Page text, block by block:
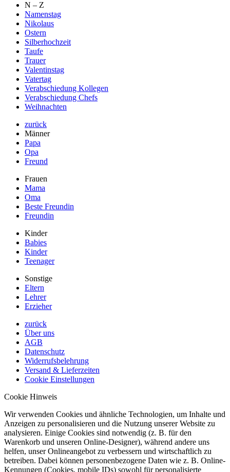
N – Z
Namenstag
Nikolaus
Ostern
Silberhochzeit
Taufe
Trauer
Valentinstag
Vatertag
Verabschiedung Kollegen
Verabschiedung Chefs
Weihnachten
zurück
Männer
Papa
Opa
Freund
Frauen
Mama
Oma
Beste Freundin
Freundin
Kinder
Babies
Kinder
Teenager
Sonstige
Eltern
Lehrer
Erzieher
zurück
Über uns
AGB
Datenschutz
Widerrufsbelehrung
Versand & Lieferzeiten
Cookie Einstellungen
Cookie Hinweis
Wir verwenden Cookies und ähnliche Technologien, um Inhalte und
Anzeigen zu personalisieren und die Nutzung unserer Website zu
analysieren. Einige Cookies sind notwendig (z. B. für den
Warenkorb und unseren Online-Designer), während andere uns
helfen, unser Onlineangebot zu verbessern und wirtschaftlich zu
betreiben. Dabei können personenbezogene Daten wie z. B. Online-
Kennungen (Cookies, mobile IDs) sowohl für personalisierte